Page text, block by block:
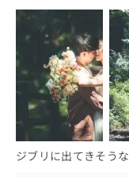
ジブリに出てきそう